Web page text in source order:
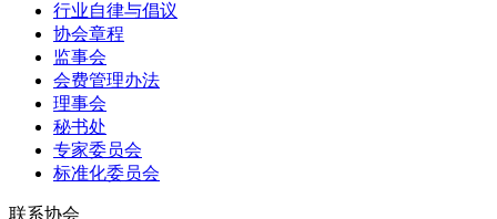
行业自律与倡议
协会章程
监事会
会费管理办法
理事会
秘书处
专家委员会
标准化委员会
联系协会